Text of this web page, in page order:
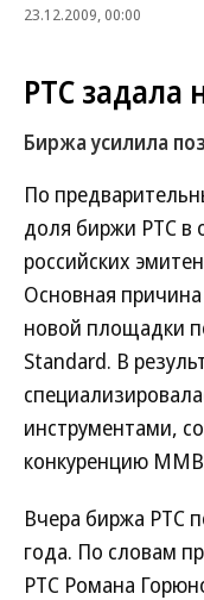
23.12.2009, 00:00
РТС задала
Биржа усилила
По
доля биржи РТС в
российских
Основная
новой площадки
Standard. В
инструментами,
конкуренцию
Вчера биржа РТС
года. По словам
РТС Романа